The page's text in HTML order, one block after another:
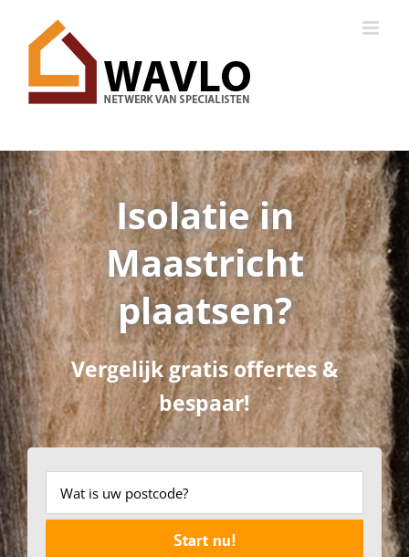
Isolatie in
Maastricht
plaatsen?
Vergelijk gratis offertes &
bespaar!
Start nu!